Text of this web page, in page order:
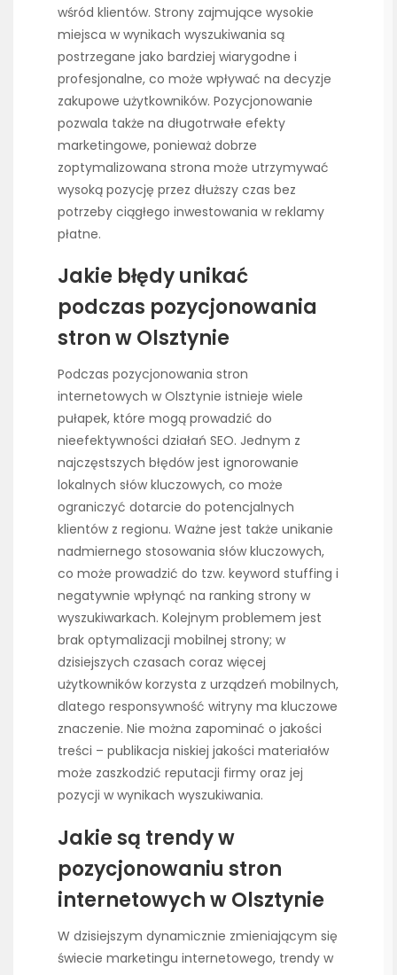
wśród klientów. Strony zajmujące wysokie
miejsca w wynikach wyszukiwania są
postrzegane jako bardziej wiarygodne i
profesjonalne, co może wpływać na decyzje
zakupowe użytkowników. Pozycjonowanie
pozwala także na długotrwałe efekty
marketingowe, ponieważ dobrze
zoptymalizowana strona może utrzymywać
wysoką pozycję przez dłuższy czas bez
potrzeby ciągłego inwestowania w reklamy
płatne.
Jakie błędy unikać
podczas pozycjonowania
stron w Olsztynie
Podczas pozycjonowania stron
internetowych w Olsztynie istnieje wiele
pułapek, które mogą prowadzić do
nieefektywności działań SEO. Jednym z
najczęstszych błędów jest ignorowanie
lokalnych słów kluczowych, co może
ograniczyć dotarcie do potencjalnych
klientów z regionu. Ważne jest także unikanie
nadmiernego stosowania słów kluczowych,
co może prowadzić do tzw. keyword stuffing i
negatywnie wpłynąć na ranking strony w
wyszukiwarkach. Kolejnym problemem jest
brak optymalizacji mobilnej strony; w
dzisiejszych czasach coraz więcej
użytkowników korzysta z urządzeń mobilnych,
dlatego responsywność witryny ma kluczowe
znaczenie. Nie można zapominać o jakości
treści – publikacja niskiej jakości materiałów
może zaszkodzić reputacji firmy oraz jej
pozycji w wynikach wyszukiwania.
Jakie są trendy w
pozycjonowaniu stron
internetowych w Olsztynie
W dzisiejszym dynamicznie zmieniającym się
świecie marketingu internetowego, trendy w